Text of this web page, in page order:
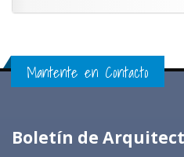
Mantente en Contacto
Boletín de